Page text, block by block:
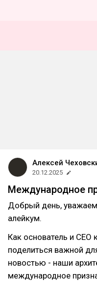
Алексей
20.12.2025
Международное
Добрый день,
алейкум.
Как основатель и
поделиться важной
новостью - наши
международное